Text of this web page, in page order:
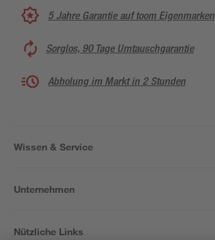
5 Jahre Garantie auf toom Eigenmarken
Sorglos, 90 Tage Umtauschgarantie
Abholung im Markt in 2 Stunden
Wissen & Service
Unternehmen
Nützliche Links